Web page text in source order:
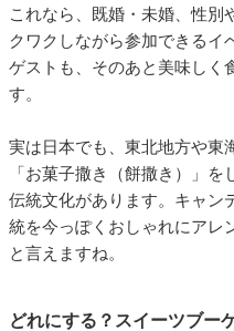
これなら、既婚・未婚、性別
クワクしながら参加できるイ
ゲストも、そのあと美味しく
す。
実は日本でも、東北地方や東
「お菓子撒き（餅撒き）」
伝統文化があります。キャン
統を今っぽくおしゃれにアレ
と言えますね。
どれにする？スイーツブー